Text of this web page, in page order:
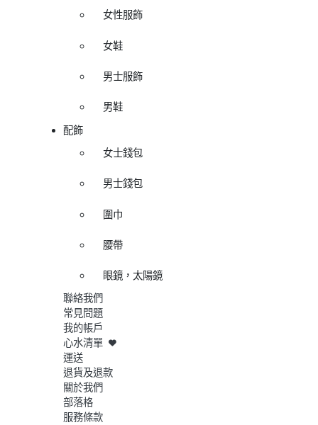
女性服飾
女鞋
男士服飾
男鞋
配飾
女士錢包
男士錢包
圍巾
腰帶
眼鏡，太陽鏡
聯絡我們
常見問題
我的帳戶
心水清單
運送
退貨及退款
關於我們
部落格
服務條款